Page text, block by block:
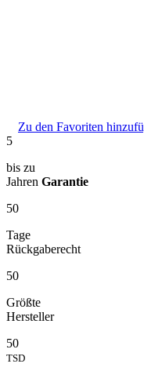
Zu den Favoriten
5
bis zu
Jahren Garantie
50
Tage
Rückgaberecht
50
Größte
Hersteller
50
TSD